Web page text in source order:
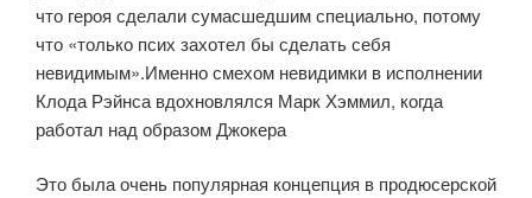
что героя сделали сумасшедшим специально, потому
что «только псих захотел бы сделать себя
невидимым».Именно смехом невидимки в исполнении
Клода Рэйнса вдохновлялся Марк Хэммил, когда
работал над образом Джокера
Это была очень популярная концепция в продюсерской